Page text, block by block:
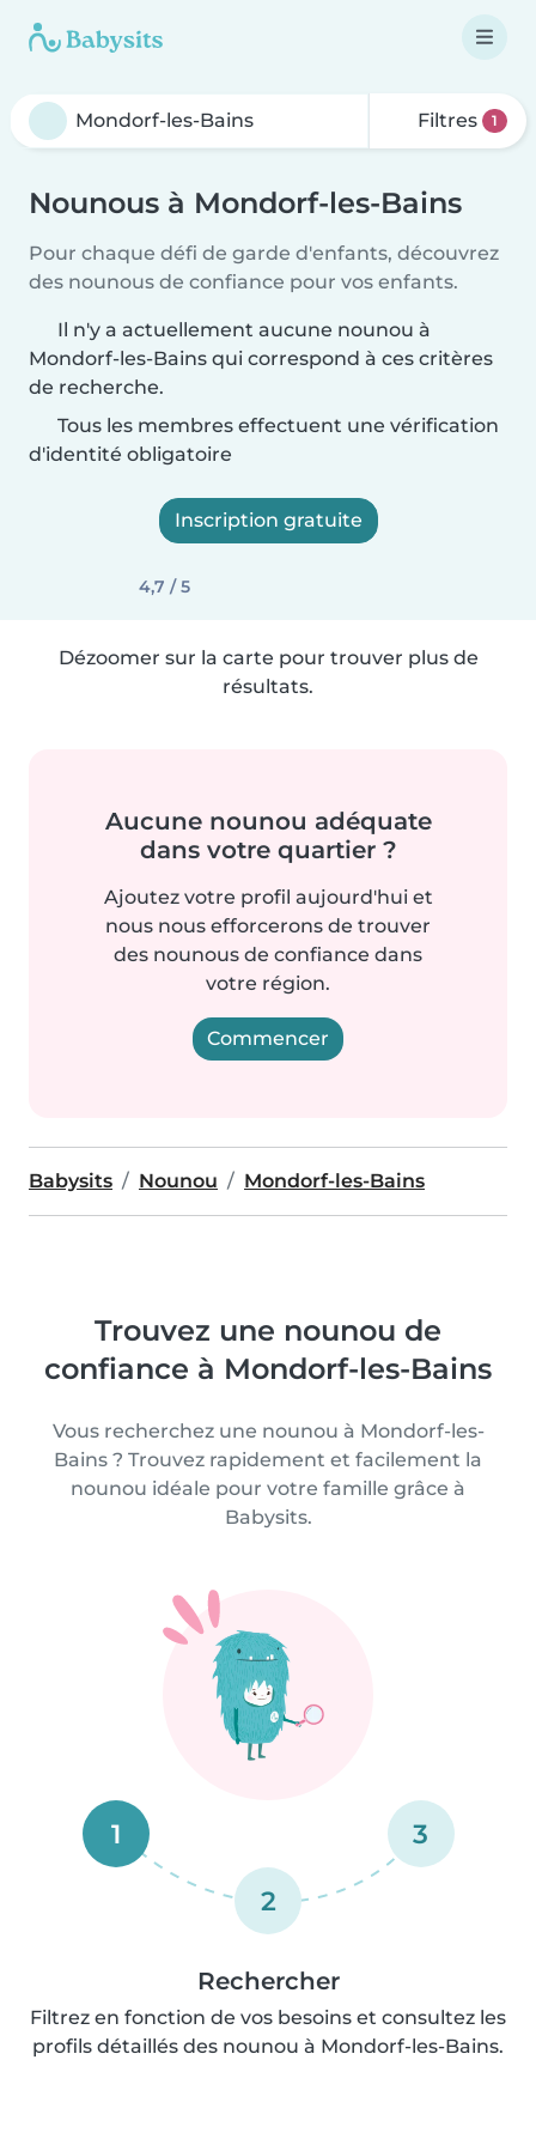
Filtres 1
Nounous à Mondorf-les-Bains
Pour chaque défi de garde d'enfants, découvrez
des nounous de confiance pour vos enfants.
Il n'y a actuellement aucune nounou à
Mondorf-les-Bains qui correspond à ces critères
de recherche.
Tous les membres effectuent une vérification
d'identité obligatoire
Inscription gratuite
4,7 / 5
Dézoomer sur la carte pour trouver plus de
résultats.
Aucune nounou adéquate
dans votre quartier ?
Ajoutez votre profil aujourd'hui et
nous nous efforcerons de trouver
des nounous de confiance dans
votre région.
Commencer
Babysits Nounou Mondorf-les-Bains
Trouvez une nounou de
confiance à Mondorf-les-Bains
Vous recherchez une nounou à Mondorf-les-
Bains ? Trouvez rapidement et facilement la
nounou idéale pour votre famille grâce à
Babysits.
1
2
3
Rechercher
Filtrez en fonction de vos besoins et consultez les
profils détaillés des nounou à Mondorf-les-Bains.